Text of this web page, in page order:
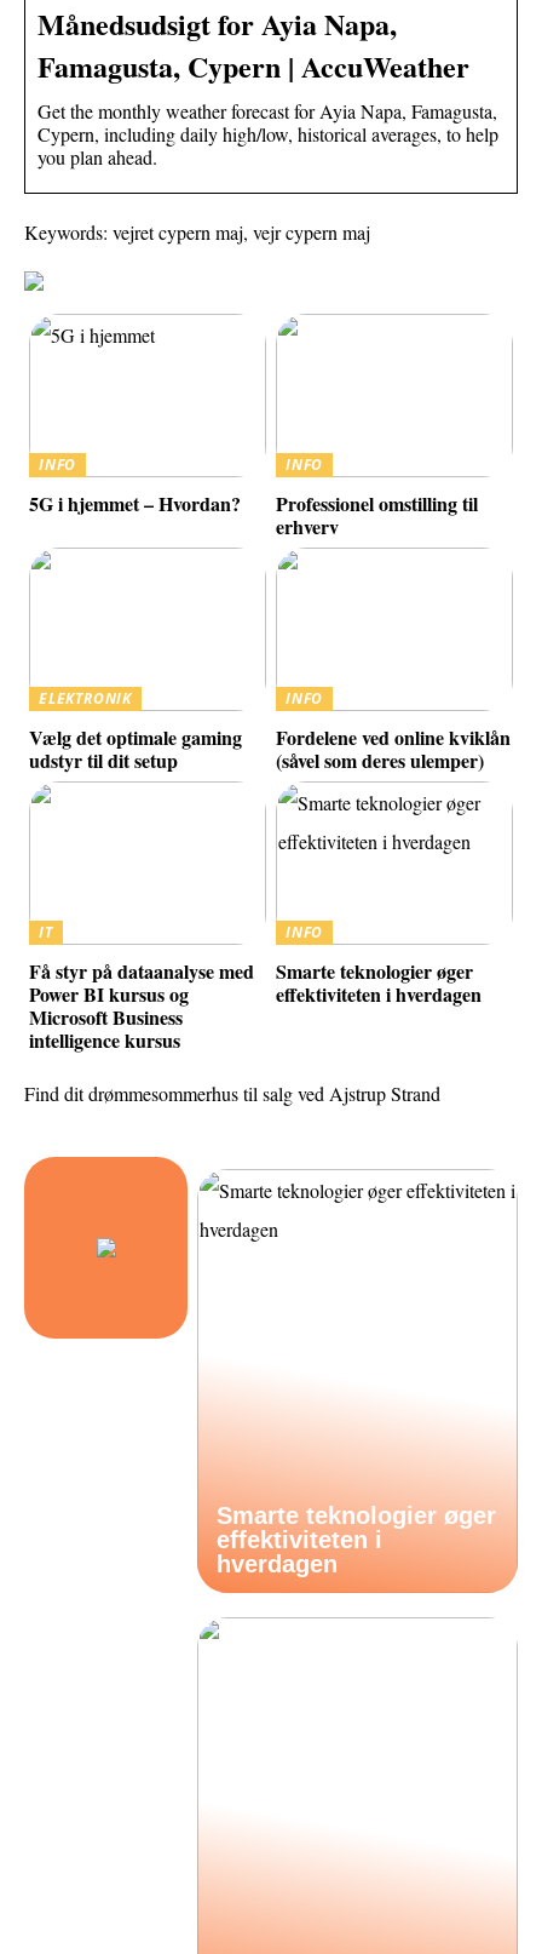
Månedsudsigt for Ayia Napa,
Famagusta, Cypern | AccuWeather
Get the monthly weather forecast for Ayia Napa, Famagusta,
Cypern, including daily high/low, historical averages, to help
you plan ahead.
Keywords: vejret cypern maj, vejr cypern maj
INFO
5G i hjemmet – Hvordan?
INFO
Professionel omstilling til
erhverv
ELEKTRONIK
Vælg det optimale gaming
udstyr til dit setup
INFO
Fordelene ved online kviklån
(såvel som deres ulemper)
IT
Få styr på dataanalyse med
Power BI kursus og
Microsoft Business
intelligence kursus
INFO
Smarte teknologier øger
effektiviteten i hverdagen
Find dit drømmesommerhus til salg ved Ajstrup Strand
Smarte teknologier øger
effektiviteten i
hverdagen